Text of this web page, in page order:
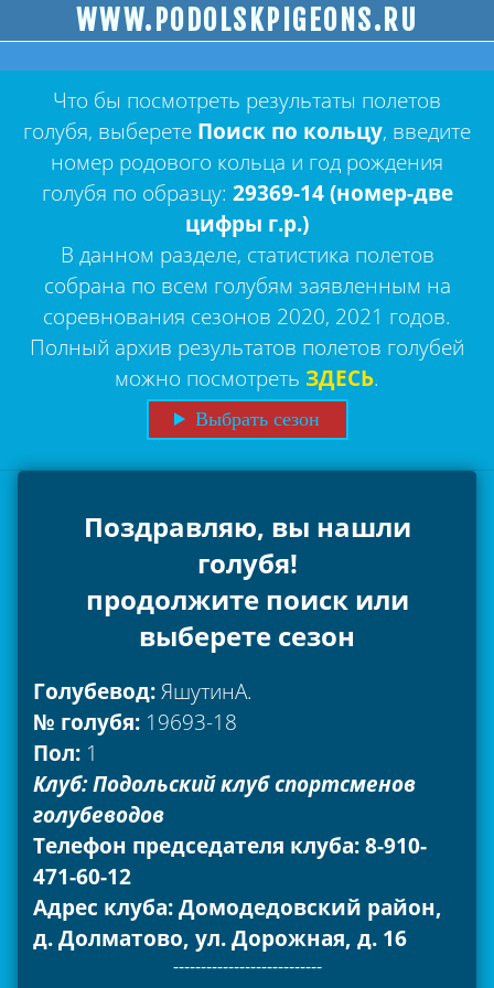
WWW.PODOLSKPIGEONS.RU
Что бы посмотреть результаты полетов
голубя, выберете Поиск по кольцу, введите
номер родового кольца и год рождения
голубя по образцу: 29369-14 (номер-две
цифры г.р.)
В данном разделе, статистика полетов
собрана по всем голубям заявленным на
соревнования сезонов 2020, 2021 годов.
Полный архив результатов полетов голубей
можно посмотреть ЗДЕСЬ.
Выбрать сезон
Поздравляю, вы нашли
голубя!
продолжите поиск или
выберете сезон
Голубевод:ЯшутинА.
№ голубя: 19693-18
Пол: 1
Клуб: Подольский клуб спортсменов
голубеводов
Телефон председателя клуба: 8-910-
471-60-12
Адрес клуба: Домодедовский район,
д. Долматово, ул. Дорожная, д. 16
---------------------------